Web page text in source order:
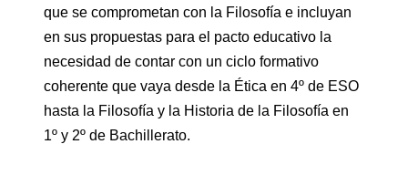
que se comprometan con la Filosofía e incluyan
en sus propuestas para el pacto educativo la
necesidad de contar con un ciclo formativo
coherente que vaya desde la Ética en 4º de ESO
hasta la Filosofía y la Historia de la Filosofía en
1º y 2º de Bachillerato.